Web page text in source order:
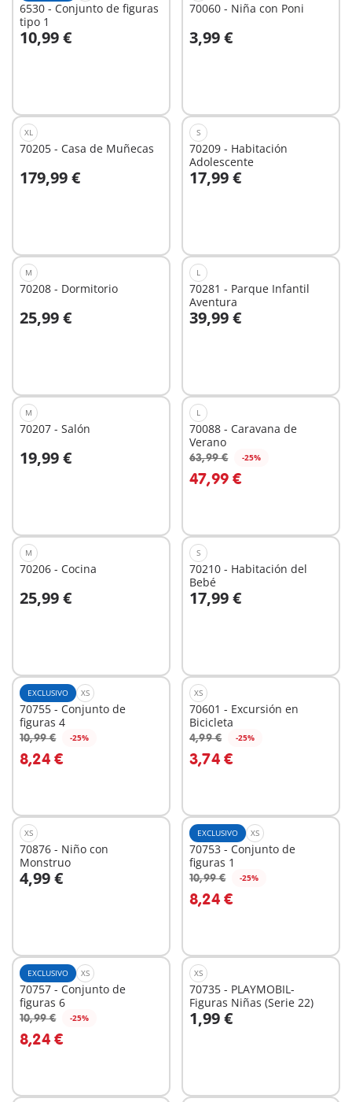
6530 - Conjunto de figuras
tipo 1
10,99 €
A la cesta
70060 - Niña con Poni
3,99 €
XL
70205 - Casa de Muñecas
179,99 €
A la cesta
S
70209 - Habitación
Adolescente
17,99 €
A la cesta
M
70208 - Dormitorio
25,99 €
A la cesta
L
70281 - Parque Infantil
Aventura
39,99 €
A la cesta
M
70207 - Salón
19,99 €
A la cesta
L
70088 - Caravana de
Verano
63,99 € -25%
47,99 €
M
70206 - Cocina
25,99 €
A la cesta
S
70210 - Habitación del
Bebé
17,99 €
A la cesta
EXCLUSIVO XS
70755 - Conjunto de
figuras 4
10,99 € -25%
8,24 €
A la cesta
XS
70601 - Excursión en
Bicicleta
4,99 € -25%
3,74 €
A la cesta
XS
70876 - Niño con
Monstruo
4,99 €
EXCLUSIVO XS
70753 - Conjunto de
figuras 1
10,99 € -25%
8,24 €
EXCLUSIVO XS
70757 - Conjunto de
figuras 6
10,99 € -25%
8,24 €
A la cesta
XS
70735 - PLAYMOBIL-
Figuras Niñas (Serie 22)
1,99 €